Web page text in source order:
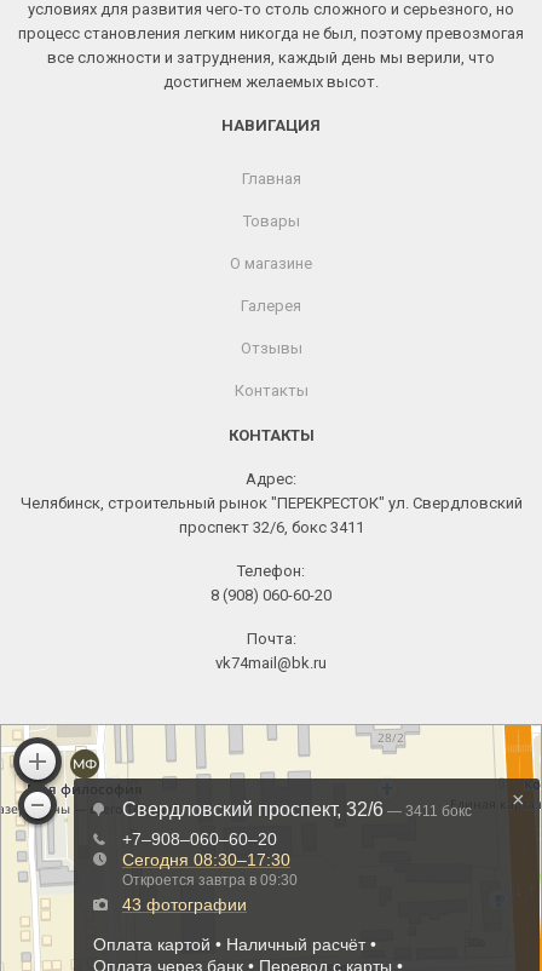
условиях для развития чего-то столь сложного и серьезного, но
процесс становления легким никогда не был, поэтому превозмогая
все сложности и затруднения, каждый день мы верили, что
достигнем желаемых высот.
НАВИГАЦИЯ
Главная
Товары
О магазине
Галерея
Отзывы
Контакты
КОНТАКТЫ
Адрес:
Челябинск, строительный рынок "ПЕРЕКРЕСТОК" ул. Свердловский
проспект 32/6, бокс 3411
Телефон:
8 (908) 060-60-20
Почта:
vk74mail@bk.ru